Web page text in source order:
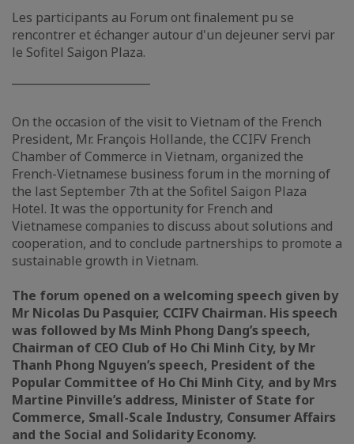
Les participants au Forum ont finalement pu se
rencontrer et échanger autour d'un dejeuner servi par
le Sofitel Saigon Plaza.
On the occasion of the visit to Vietnam of the French
President, Mr. François Hollande, the CCIFV French
Chamber of Commerce in Vietnam, organized the
French-Vietnamese business forum in the morning of
the last September 7th at the Sofitel Saigon Plaza
Hotel. It was the opportunity for French and
Vietnamese companies to discuss about solutions and
cooperation, and to conclude partnerships to promote a
sustainable growth in Vietnam.
The forum opened on a welcoming speech given by
Mr Nicolas Du Pasquier, CCIFV Chairman. His speech
was followed by Ms Minh Phong Dang’s speech,
Chairman of CEO Club of Ho Chi Minh City, by Mr
Thanh Phong Nguyen’s speech, President of the
Popular Committee of Ho Chi Minh City, and by Mrs
Martine Pinville’s address, Minister of State for
Commerce, Small-Scale Industry, Consumer Affairs
and the Social and Solidarity Economy.